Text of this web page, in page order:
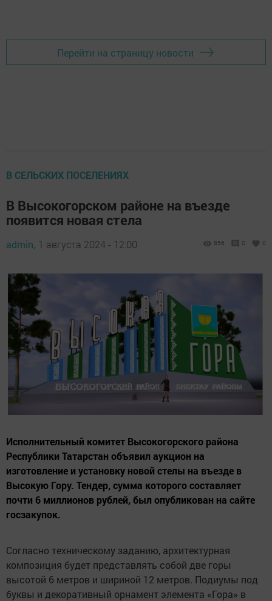
Перейти на страницу новости
В СЕЛЬСКИХ ПОСЕЛЕНИЯХ
В Высокогорском районе на въезде
появится новая стела
admin, 1 августа 2024 - 12:00 856 0 0
Исполнительный комитет Высокогорского района
Республики Татарстан объявил аукцион на
изготовление и установку новой стелы на въезде в
Высокую Гору. Тендер, сумма которого составляет
почти 6 миллионов рублей, был опубликован на сайте
госзакупок.
Согласно техническому заданию, архитектурная
композиция будет представлять собой две горы
высотой 6 метров и шириной 12 метров. Подиумы под
буквы и декоративный орнамент элемента «Гора» в